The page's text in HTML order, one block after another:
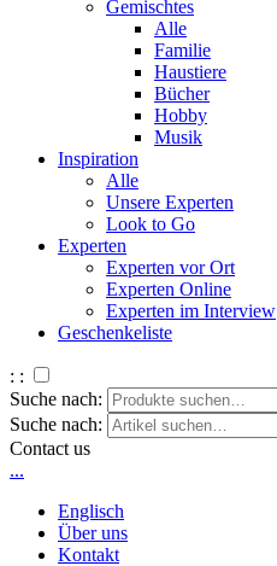
Gemischtes
Alle
Familie
Haustiere
Bücher
Hobby
Musik
Inspiration
Alle
Unsere Experten
Look to Go
Experten
Experten vor Ort
Experten Online
Experten im Interview
Geschenkeliste
: :
Suche nach:
Suche nach:
Contact us
...
Englisch
Über uns
Kontakt